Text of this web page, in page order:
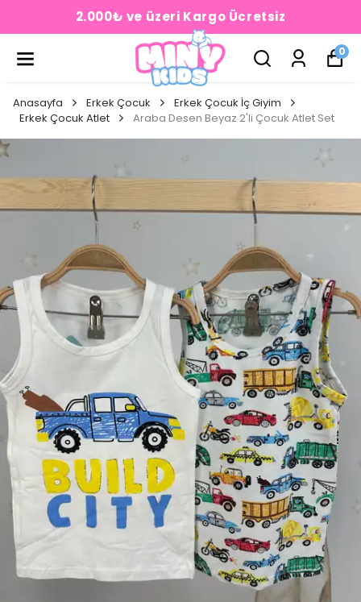
2.000₺ ve üzeri Kargo Ücretsiz
0
Anasayfa Erkek Çocuk
Erkek Çocuk İç Giyim
Erkek Çocuk Atlet
Araba Desen Beyaz 2'li Çocuk Atlet Set